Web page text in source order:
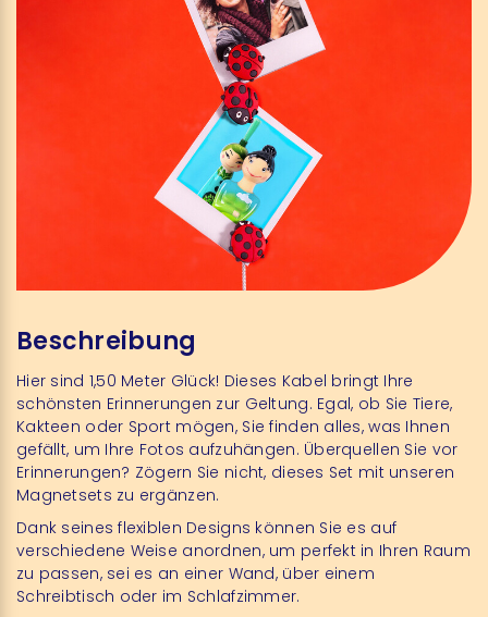
Beschreibung
Hier sind 1,50 Meter Glück! Dieses Kabel bringt Ihre
schönsten Erinnerungen zur Geltung. Egal, ob Sie Tiere,
Kakteen oder Sport mögen, Sie finden alles, was Ihnen
gefällt, um Ihre Fotos aufzuhängen. Überquellen Sie vor
Erinnerungen? Zögern Sie nicht, dieses Set mit unseren
Magnetsets zu ergänzen.
Dank seines flexiblen Designs können Sie es auf
verschiedene Weise anordnen, um perfekt in Ihren Raum
zu passen, sei es an einer Wand, über einem
Schreibtisch oder im Schlafzimmer.